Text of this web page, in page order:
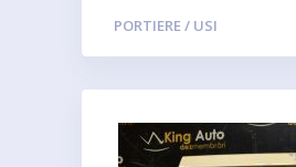
PORTIERE / USI